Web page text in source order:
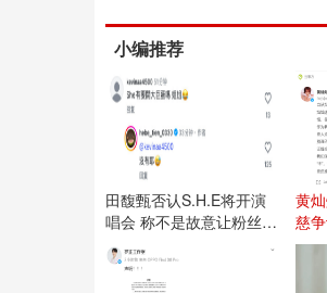
小编推荐
田馥甄否认S.H.E将开演
唱会 称不是故意让粉丝失
望
黄
慈